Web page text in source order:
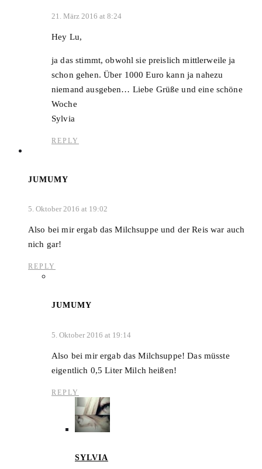
21. März 2016 at 8:24
Hey Lu,
ja das stimmt, obwohl sie preislich mittlerweile ja
schon gehen. Über 1000 Euro kann ja nahezu
niemand ausgeben… Liebe Grüße und eine schöne
Woche
Sylvia
REPLY
JUMUMY
5. Oktober 2016 at 19:02
Also bei mir ergab das Milchsuppe und der Reis war auch
nich gar!
REPLY
JUMUMY
5. Oktober 2016 at 19:14
Also bei mir ergab das Milchsuppe! Das müsste
eigentlich 0,5 Liter Milch heißen!
REPLY
SYLVIA